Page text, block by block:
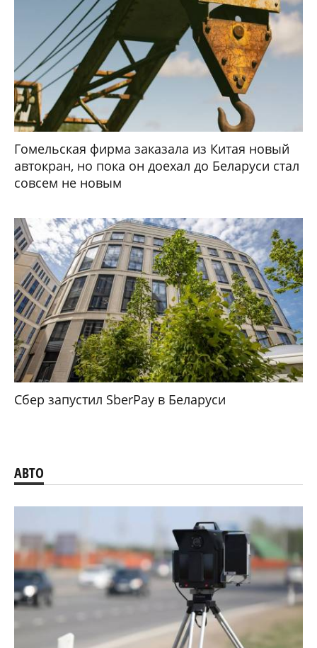
Гомельская фирма заказала из Китая новый
автокран, но пока он доехал до Беларуси стал
совсем не новым
Сбер запустил SberPay в Беларуси
АВТО